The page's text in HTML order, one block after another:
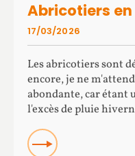
Abricotiers
Les abricotiers sont
encore, je ne
abondante, car étant
l'excès de pluie
READ
17/03/2026